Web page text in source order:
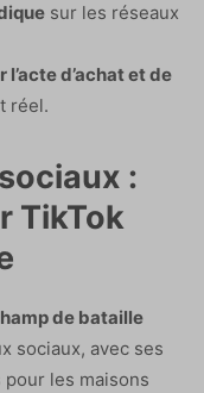
sur les réseaux
d’achat et de
réel.
:
TikTok
de bataille
sociaux, avec ses
les maisons